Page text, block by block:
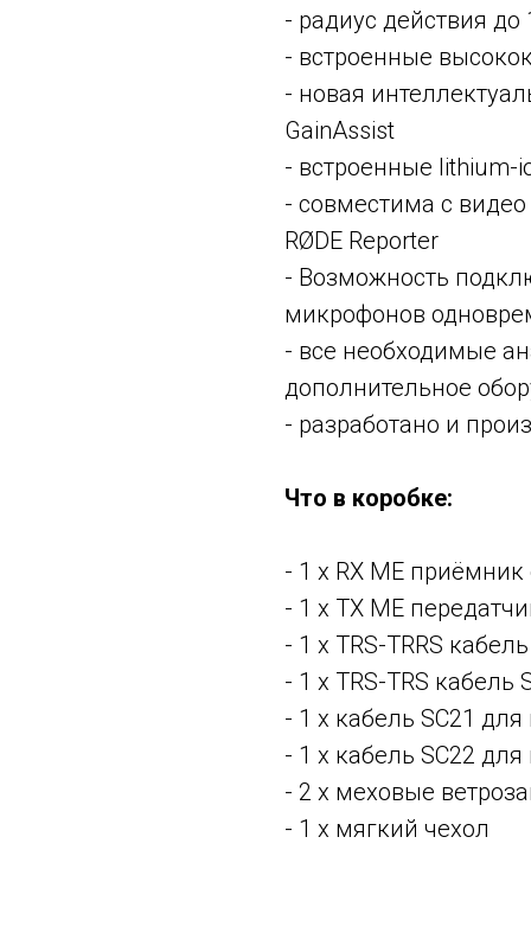
- радиус действия
- встроенные
- новая
GainAssist
- встроенные lithium-
- совместима с
RØDE Reporter
- Возможность
микрофонов
- все необходимые
дополнительное
- разработано и
Что в коробке:
- 1 х RX ME
- 1 х TX ME
- 1 х TRS-TRRS
- 1 х TRS-TRS кабель
- 1 x кабель SC21
- 1 x кабель SC22
- 2 х меховые
- 1 х мягкий чехол